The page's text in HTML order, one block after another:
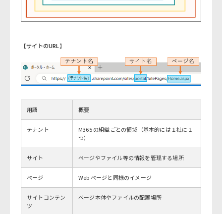
【サイトのURL】
用語 概要
テナント
M365 の組織ごとの領域（基本的には１社に１
つ）
サイト ページやファイル等の情報を管理する場所
ページ Web ページと同様のイメージ
サイトコンテン
ツ
ページ本体やファイルの配置場所